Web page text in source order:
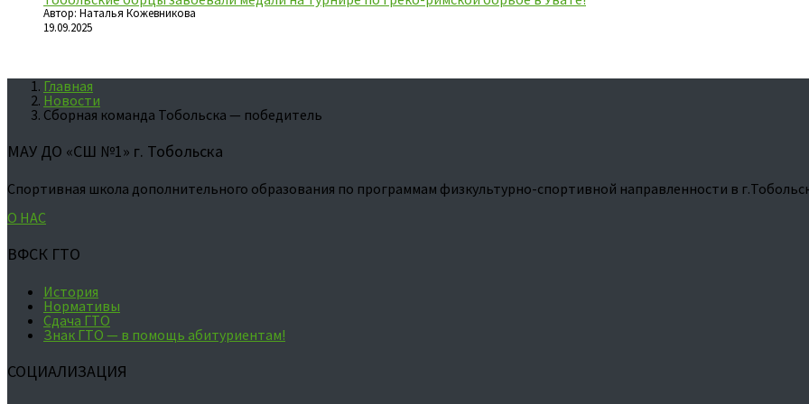
Автор: Наталья Кожевникова
19.09.2025
Главная
Новости
Сборная команда Тобольска — победитель
МАУ ДО «СШ №1» г. Тобольска
Спортивная школа дополнительного образования по программам физкультурно-спортивной направленности в
О НАС
ВФСК ГТО
История
Нормативы
Сдача ГТО
Знак ГТО — в помощь абитуриентам!
СОЦИАЛИЗАЦИЯ